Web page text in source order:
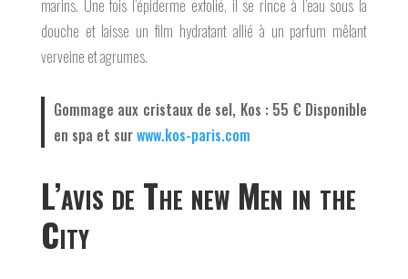
marins. Une fois l’épiderme exfolié, il se rince à l’eau sous la
douche et laisse un film hydratant allié à un parfum mêlant
verveine et agrumes.
Gommage aux cristaux de sel, Kos : 55 € Disponible
en spa et surwww.kos-paris.com
L’avis de The new Men in the
City